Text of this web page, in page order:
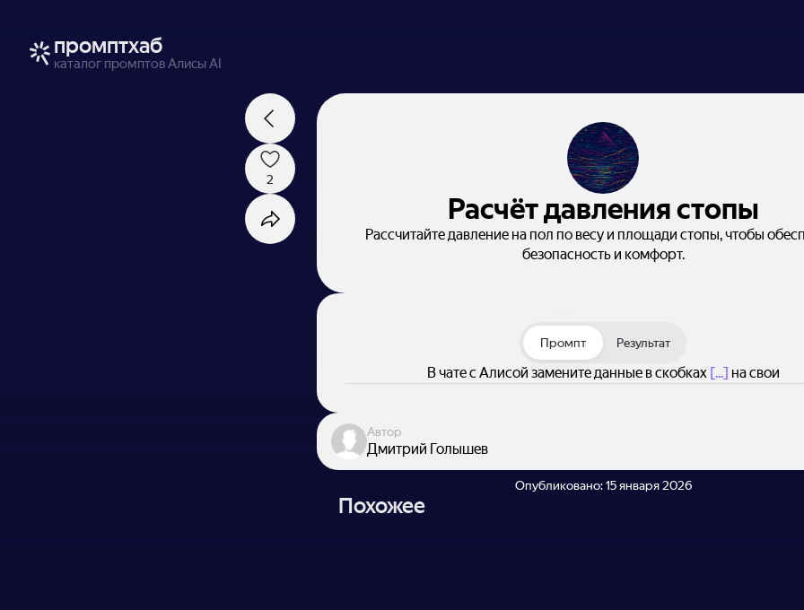
промптхаб
каталог промптов Алисы AI
Расчёт давления стопы
Рассчитайте давление на пол по весу и площади стопы, чтобы
безопасность и комфорт.
2
Промпт Результат
В чате с Алисой замените данные в скобках [...] на свои
Автор
Дмитрий Голышев
Опубликовано:15 января 2026
Похожее